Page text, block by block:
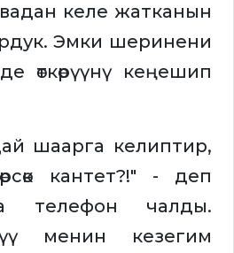
келе жатканын
Эмки шеринени
өткөрүүнү кеңешип
шаарга келиптир,
кантет?!" - деп
телефон чалды.
менин кезегим